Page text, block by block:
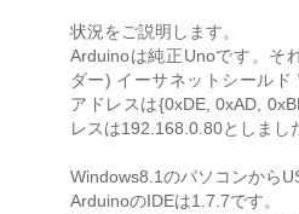
状況をご説明します。
Arduinoは純正Unoです。そ
ダー) イーサネットシール
アドレスは{0xDE, 0xAD,
レスは192.168.0.80としまし
Windows8.1のパソコンから
ArduinoのIDEは1.7.7です。